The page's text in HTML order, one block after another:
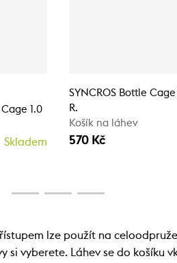
1.0
Skladem
SYNCROS Bottle
R.
Košík na láhev
570 Kč
lze použít na
vyberete. Láhev se do košíku